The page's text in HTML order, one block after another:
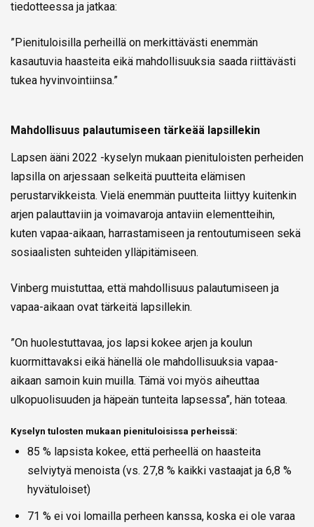
tiedotteessa ja jatkaa:
”Pienituloisilla perheillä on merkittävästi enemmän
kasautuvia haasteita eikä mahdollisuuksia saada riittävästi
tukea hyvinvointiinsa.”
Mahdollisuus palautumiseen tärkeää lapsillekin
Lapsen ääni 2022 -kyselyn mukaan pienituloisten perheiden
lapsilla on arjessaan selkeitä puutteita elämisen
perustarvikkeista. Vielä enemmän puutteita liittyy kuitenkin
arjen palauttaviin ja voimavaroja antaviin elementteihin,
kuten vapaa-aikaan, harrastamiseen ja rentoutumiseen sekä
sosiaalisten suhteiden ylläpitämiseen.
Vinberg muistuttaa, että mahdollisuus palautumiseen ja
vapaa-aikaan ovat tärkeitä lapsillekin.
”On huolestuttavaa, jos lapsi kokee arjen ja koulun
kuormittavaksi eikä hänellä ole mahdollisuuksia vapaa-
aikaan samoin kuin muilla. Tämä voi myös aiheuttaa
ulkopuolisuuden ja häpeän tunteita lapsessa”, hän toteaa.
Kyselyn tulosten mukaan pienituloisissa perheissä:
85 % lapsista kokee, että perheellä on haasteita
selviytyä menoista (vs. 27,8 % kaikki vastaajat ja 6,8 %
hyvätuloiset)
71 % ei voi lomailla perheen kanssa, koska ei ole varaa